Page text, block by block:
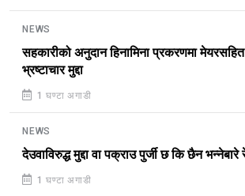
NEWS
सहकारीको अनुदान हिनामिना प्रकरणमा
भ्रष्टाचार मुद्दा
1 घण्टा अगाडी
NEWS
देउवाविरुद्ध मुद्दा वा पक्राउ पुर्जी छ कि छैन भन्नेबारे
1 घण्टा अगाडी